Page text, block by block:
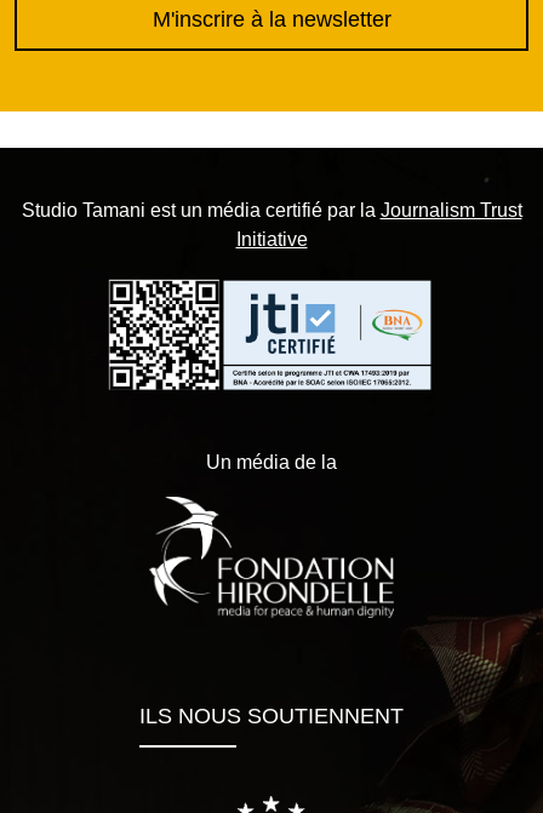
M'inscrire à la newsletter
Studio Tamani est un média certifié par la Journalism Trust
Initiative
Un média de la
ILS NOUS SOUTIENNENT